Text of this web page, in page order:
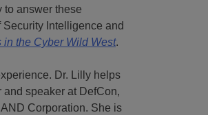
to answer these
Security Intelligence and
in the Cyber Wild West.
Dr. Lilly helps
speaker at DefCon,
Corporation. She is